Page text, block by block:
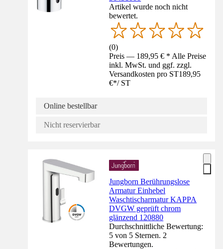
Artikel wurde noch nicht
bewertet.
(0)
Preis — 189,95 € * Alle Preise
inkl. MwSt. und ggf. zzgl.
Versandkosten pro ST189,95
€*/ ST
Online bestellbar
Nicht reservierbar
Jungborn Berührungslose
Armatur Einhebel
Waschtischarmatur KAPPA
DVGW geprüft chrom
glänzend 120880
Durchschnittliche Bewertung:
5 von 5 Sternen. 2
Bewertungen.